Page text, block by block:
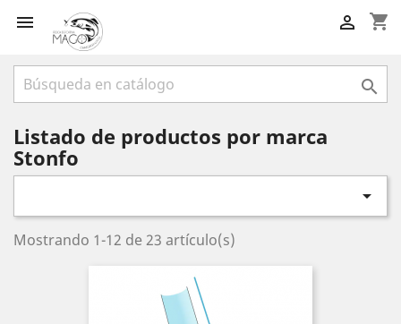
 shopping_cart


Listado de productos por marca
Stonfo

Mostrando 1-12 de 23 artículo(s)